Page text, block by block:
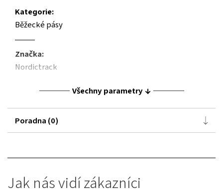
Kategorie:
Běžecké pásy
Značka:
Nordictrack
Všechny parametry
Poradna (0)
Jak nás vidí zákazníci